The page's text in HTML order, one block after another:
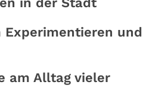
Experimentieren und
am Alltag vieler